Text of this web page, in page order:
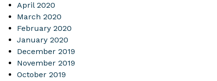
April 2020
March 2020
February 2020
January 2020
December 2019
November 2019
October 2019